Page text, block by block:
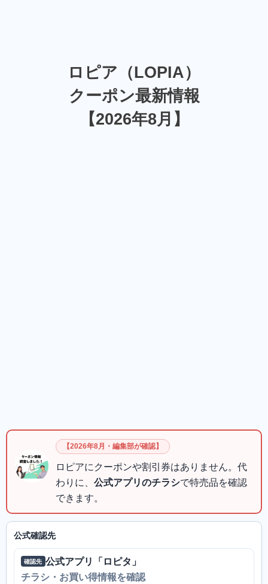
ロピア（LOPIA）
クーポン最新情報
【2026年8月】
【2026年8月・編集部が確認】
ロピアにクーポンや割引券はありません。代
わりに、 公式アプリのチラシで特売品を確認
できます。
公式確認先
確認先 公式アプリ「ロピタ」
チラシ・お買い得情報を確認